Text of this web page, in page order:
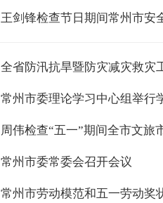
王剑锋检查节日期间常州市安
全省防汛抗旱暨防灾减灾救灾
常州市委理论学习中心组举行
周伟检查“五一”期间全市文旅
常州市委常委会召开会议
常州市劳动模范和五一劳动奖